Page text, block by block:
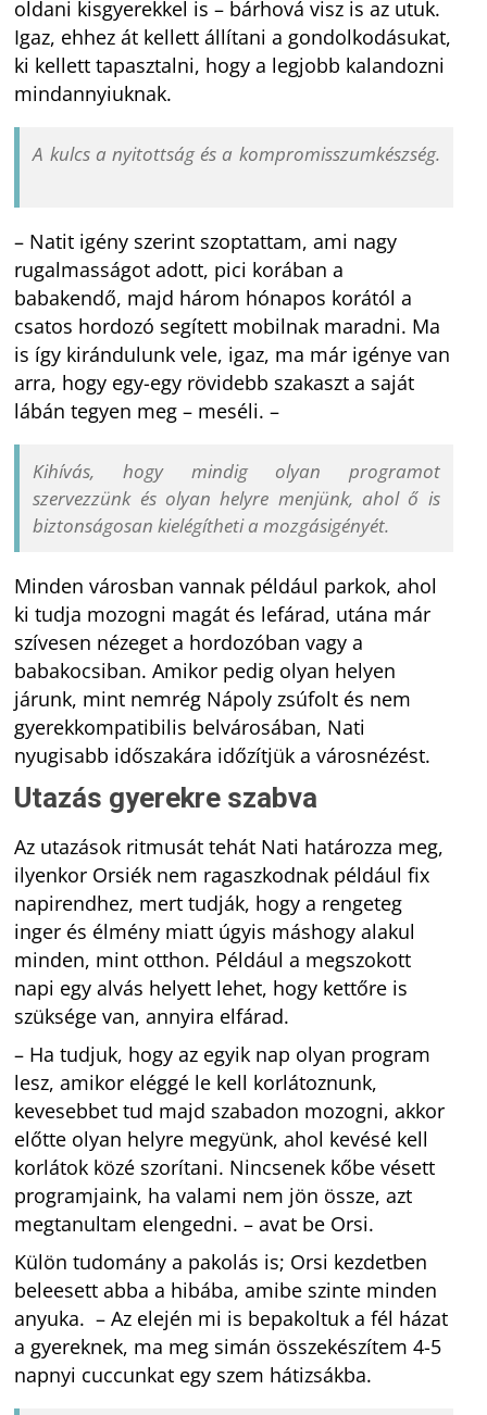
oldani kisgyerekkel is – bárhová visz is az utuk.
Igaz, ehhez át kellett állítani a gondolkodásukat,
ki kellett tapasztalni, hogy a legjobb kalandozni
mindannyiuknak.
A kulcs a nyitottság és a kompromisszumkészség.
– Natit igény szerint szoptattam, ami nagy
rugalmasságot adott, pici korában a
babakendő, majd három hónapos korától a
csatos hordozó segített mobilnak maradni. Ma
is így kirándulunk vele, igaz, ma már igénye van
arra, hogy egy-egy rövidebb szakaszt a saját
lábán tegyen meg – meséli. –
Kihívás, hogy mindig olyan programot
szervezzünk és olyan helyre menjünk, ahol ő is
biztonságosan kielégítheti a mozgásigényét.
Minden városban vannak például parkok, ahol
ki tudja mozogni magát és lefárad, utána már
szívesen nézeget a hordozóban vagy a
babakocsiban. Amikor pedig olyan helyen
járunk, mint nemrég Nápoly zsúfolt és nem
gyerekkompatibilis belvárosában, Nati
nyugisabb időszakára időzítjük a városnézést.
Utazás gyerekre szabva
Az utazások ritmusát tehát Nati határozza meg,
ilyenkor Orsiék nem ragaszkodnak például fix
napirendhez, mert tudják, hogy a rengeteg
inger és élmény miatt úgyis máshogy alakul
minden, mint otthon. Például a megszokott
napi egy alvás helyett lehet, hogy kettőre is
szüksége van, annyira elfárad.
– Ha tudjuk, hogy az egyik nap olyan program
lesz, amikor eléggé le kell korlátoznunk,
kevesebbet tud majd szabadon mozogni, akkor
előtte olyan helyre megyünk, ahol kevésé kell
korlátok közé szorítani. Nincsenek kőbe vésett
programjaink, ha valami nem jön össze, azt
megtanultam elengedni. – avat be Orsi.
Külön tudomány a pakolás is; Orsi kezdetben
beleesett abba a hibába, amibe szinte minden
anyuka. – Az elején mi is bepakoltuk a fél házat
a gyereknek, ma meg simán összekészítem 4-5
napnyi cuccunkat egy szem hátizsákba.